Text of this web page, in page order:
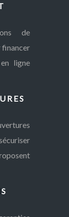
de
financer
ligne